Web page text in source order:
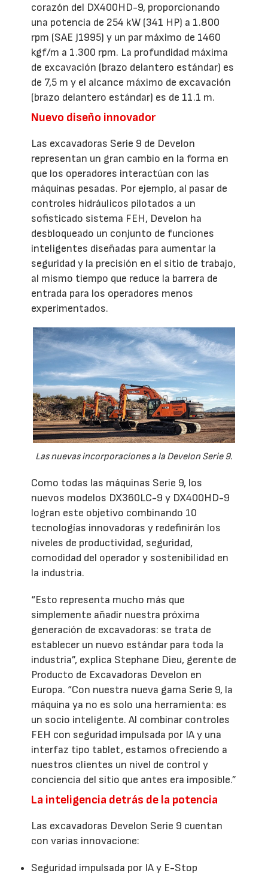
corazón del DX400HD-9, proporcionando
una potencia de 254 kW (341 HP) a 1.800
rpm (SAE J1995) y un par máximo de 1460
kgf/m a 1.300 rpm. La profundidad máxima
de excavación (brazo delantero estándar) es
de 7,5 m y el alcance máximo de excavación
(brazo delantero estándar) es de 11.1 m.
Nuevo diseño innovador
Las excavadoras Serie 9 de Develon
representan un gran cambio en la forma en
que los operadores interactúan con las
máquinas pesadas. Por ejemplo, al pasar de
controles hidráulicos pilotados a un
sofisticado sistema FEH, Develon ha
desbloqueado un conjunto de funciones
inteligentes diseñadas para aumentar la
seguridad y la precisión en el sitio de trabajo,
al mismo tiempo que reduce la barrera de
entrada para los operadores menos
experimentados.
Las nuevas incorporaciones a la Develon Serie 9.
Como todas las máquinas Serie 9, los
nuevos modelos DX360LC-9 y DX400HD-9
logran este objetivo combinando 10
tecnologías innovadoras y redefinirán los
niveles de productividad, seguridad,
comodidad del operador y sostenibilidad en
la industria.
“Esto representa mucho más que
simplemente añadir nuestra próxima
generación de excavadoras: se trata de
establecer un nuevo estándar para toda la
industria”, explica Stephane Dieu, gerente de
Producto de Excavadoras Develon en
Europa. “Con nuestra nueva gama Serie 9, la
máquina ya no es solo una herramienta: es
un socio inteligente. Al combinar controles
FEH con seguridad impulsada por IA y una
interfaz tipo tablet, estamos ofreciendo a
nuestros clientes un nivel de control y
conciencia del sitio que antes era imposible.”
La inteligencia detrás de la potencia
Las excavadoras Develon Serie 9 cuentan
con varias innovacione:
Seguridad impulsada por IA y E-Stop